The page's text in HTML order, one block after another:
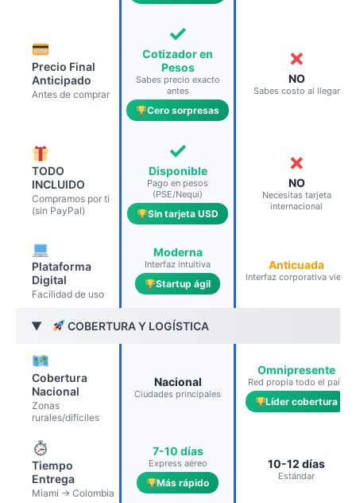
Precio Final
Anticipado
Antes de comprar
✓
Cotizador en
Pesos
Sabes precio exacto
antes
Cero sorpresas
✗
NO
Sabes costo al llegar
TODO
INCLUIDO
Compramos por ti
(sin PayPal)
✓
Disponible
Pago en pesos
(PSE/Nequi)
Sin tarjeta USD
✗
NO
Necesitas tarjeta
internacional
Plataforma
Digital
Facilidad de uso
Moderna
Interfaz intuitiva
Startup ágil
Anticuada
Interfaz corporativa vieja
▶ COBERTURA Y LOGÍSTICA
Cobertura
Nacional
Zonas
rurales/difíciles
Nacional
Ciudades principales
Omnipresente
Red propia todo el país
Líder cobertura
Tiempo
Entrega
Miami → Colombia
7-10 días
Express aéreo
Más rápido
10-12 días
Estándar